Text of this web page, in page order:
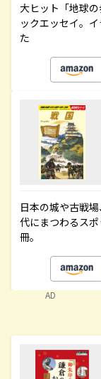
大ヒット「地球
ックエッセイ。
た
日本の城や古戦
代にまつわるス
冊。
AD